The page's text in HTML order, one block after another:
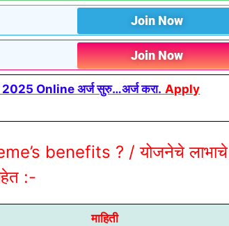
Join Now
Join Now
2025 Online अर्ज सुरु…अर्ज करा. Apply
benefits ? / योजनेचे लाभाचे
:-
माहिती